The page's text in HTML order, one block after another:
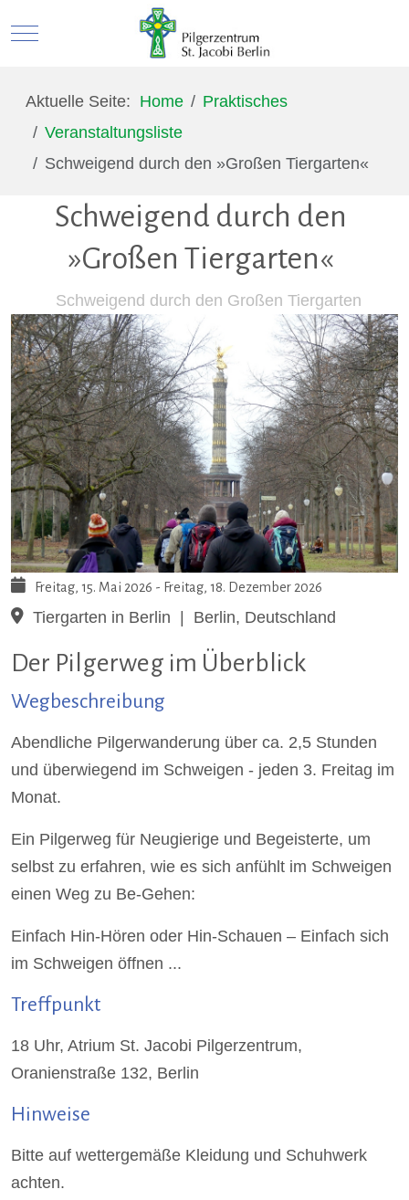
Mobile Menu Toggle
Aktuelle Seite: Home
Praktisches
Veranstaltungsliste
Schweigend durch den »Großen Tiergarten«
Schweigend durch den
»Großen Tiergarten«
Schweigend durch den Großen Tiergarten
Freitag, 15. Mai 2026 - Freitag, 18. Dezember 2026
Tiergarten in Berlin | Berlin, Deutschland
Der Pilgerweg im Überblick
Wegbeschreibung
Abendliche Pilgerwanderung über ca. 2,5 Stunden
und überwiegend im Schweigen - jeden 3. Freitag im
Monat.
Ein Pilgerweg für Neugierige und Begeisterte, um
selbst zu erfahren, wie es sich anfühlt im Schweigen
einen Weg zu Be-Gehen:
Einfach Hin-Hören oder Hin-Schauen – Einfach sich
im Schweigen öffnen ...
Treffpunkt
18 Uhr, Atrium St. Jacobi Pilgerzentrum,
Oranienstraße 132, Berlin
Hinweise
Bitte auf wettergemäße Kleidung und Schuhwerk
achten.